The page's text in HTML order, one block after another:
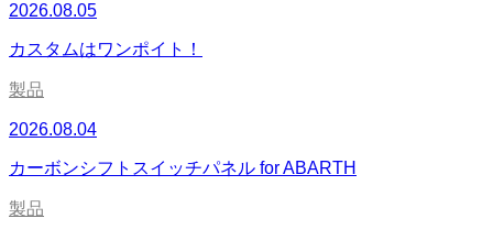
2026.08.05
カスタムはワンポイト！
製品
2026.08.04
カーボンシフトスイッチパネル for ABARTH
製品